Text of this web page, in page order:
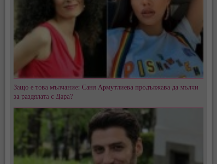
Защо е това мълчание: Саня Армутлиева продължава да мълчи
за раздялата с Дара?